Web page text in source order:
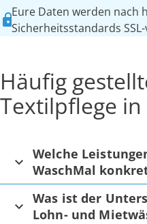
Eure Daten werden nach
Sicherheitsstandards
Häufig
Textilpflege
Welche
WaschMal
Was ist der
Lohn- und